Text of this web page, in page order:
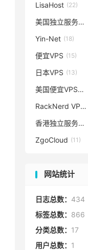
LisaHost (22)
美国独立服务器
Yin-Net (18)
便宜VPS (15)
日本VPS (13)
美国便宜VPS(12)
RackNerd VPS
香港独立服务器
ZgoCloud (11)
网站统计
日志总数： 434
标签总数： 866
分类总数： 17
用户总数： 1